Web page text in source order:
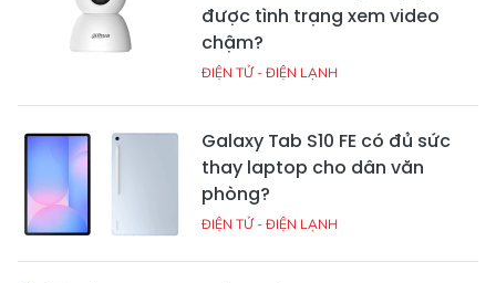
được tình trạng xem video
chậm?
ĐIỆN TỬ - ĐIỆN LẠNH
Galaxy Tab S10 FE có đủ sức
thay laptop cho dân văn
phòng?
ĐIỆN TỬ - ĐIỆN LẠNH